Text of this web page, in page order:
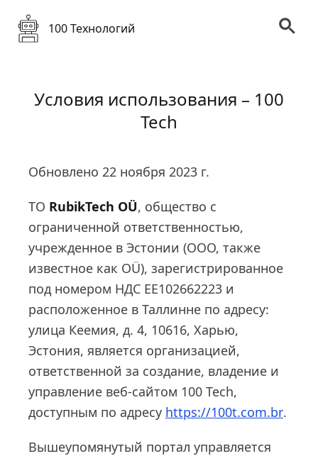
100 Технологий
Условия использования – 100
Tech
Обновлено 22 ноября 2023 г.
ТО RubikTech OÜ, общество с
ограниченной ответственностью,
учрежденное в Эстонии (ООО, также
известное как OÜ), зарегистрированное
под номером НДС EE102662223 и
расположенное в Таллинне по адресу:
улица Кеемия, д. 4, 10616, Харью,
Эстония, является организацией,
ответственной за создание, владение и
управление веб-сайтом 100 Tech,
доступным по адресу https://100t.com.br.
Вышеупомянутый портал управляется